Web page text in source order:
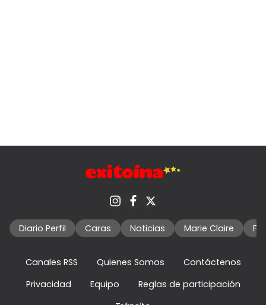
Diario Perfil Caras Noticias Marie Claire
Canales RSS Quienes Somos
Contáctenos
Privacidad
Equipo
Reglas de participación